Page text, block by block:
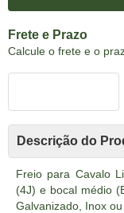
Frete e Prazo
Calcule o frete e o
Descrição do
Freio para Cavalo
(4J) e bocal médio
Galvanizado, Inox